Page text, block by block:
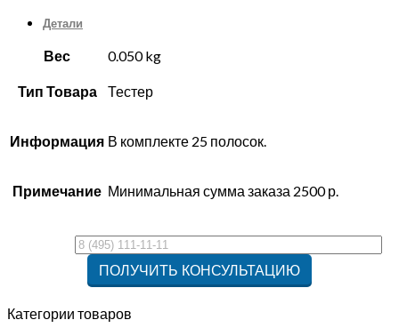
Детали
Вес 0.050 kg
Тип Товара Тестер
Информация В комплекте 25 полосок.
Примечание Минимальная сумма заказа 2500 р.
Категории товаров